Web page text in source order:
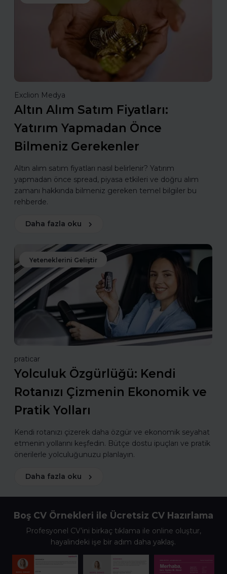
Exclion Medya
Altın Alım Satım Fiyatları:
Yatırım Yapmadan Önce
Bilmeniz Gerekenler
Altın alım satım fiyatları nasıl belirlenir? Yatırım
yapmadan önce spread, piyasa etkileri ve doğru alım
zamanı hakkında bilmeniz gereken temel bilgiler bu
rehberde.
Daha fazla oku
Yeteneklerini Geliştir
praticar
Yolculuk Özgürlüğü: Kendi
Rotanızı Çizmenin Ekonomik ve
Pratik Yolları
Kendi rotanızı çizerek daha özgür ve ekonomik seyahat
etmenin yollarını keşfedin. Bütçe dostu ipuçları ve pratik
önerilerle yolculuğunuzu planlayın.
Daha fazla oku
Boş CV Örnekleri ile Ücretsiz CV Hazırlama
Profesyonel CV’ini birkaç tıklama ile online oluştur,
hayalindeki işe bir adım daha yaklaş.